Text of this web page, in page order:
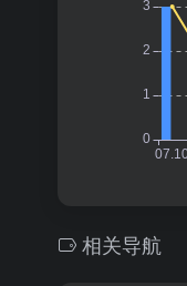
相关导航